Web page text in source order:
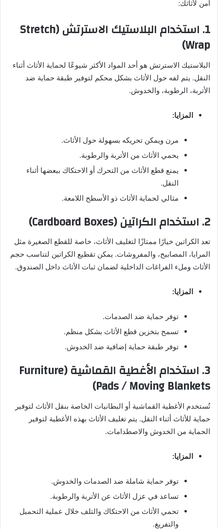
آمن لأثاثك:
1. استخدام البلاستيك الاسترتش (Stretch
Wrap)
البلاستيك الاسترتش هو أحد المواد الأكثر شيوعًا لحماية الأثاث أثناء
النقل. يتم لفه حول الأثاث بشكل محكم لتوفير طبقة حماية ضد
الأتربة، الرطوبة، والخدوش.
المزايا:
مرن ويمكن تحريكه بسهولة حول الأثاث.
يحمي الأثاث من الأتربة والرطوبة.
يمنع قطع الأثاث من التحرك أو الاحتكاك ببعضها أثناء
النقل.
مثالي لحماية الأثاث ذو الأسطح اللامعة.
2. استخدام الكراتين (Cardboard Boxes)
تعد الكراتين خيارًا ممتازًا لتغليف الأثاث، خاصة للقطع الصغيرة مثل
المرايا، المصابيح، والمفروشات. يمكن تقطيع الكراتين لتناسب حجم
الأثاث وملء الفراغات الداخلية لضمان ثبات الأثاث داخل الصندوق.
المزايا:
توفر حماية ضد الصدمات.
تسمح بتخزين قطع الأثاث بشكل منظم.
توفر طبقة حماية إضافية ضد الخدوش.
3. استخدام الأغطية القماشية (Furniture
Pads / Moving Blankets)
تُستخدم الأغطية القماشية أو البطانيات الخاصة بنقل الأثاث لتوفير
حماية للأثاث أثناء النقل. يتم تغليف الأثاث بهذه الأغطية لتوفير
الحماية من الخدوش والاصطدامات.
المزايا:
توفر حماية شاملة ضد الصدمات والخدوش.
تساعد في عزل الأثاث عن الأتربة والرطوبة.
تحمي الأثاث من الاحتكاك والتلف خلال عملية التحميل
والتفريغ.